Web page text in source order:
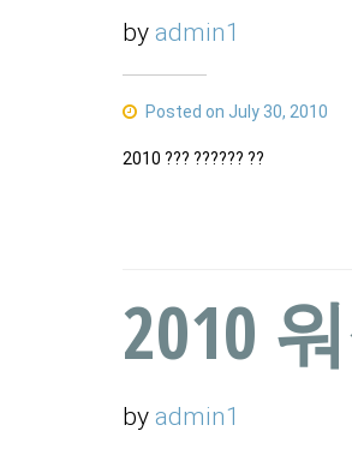
by admin1
Posted on July 30, 2010
2010 ??? ?????? ??
2010
by admin1